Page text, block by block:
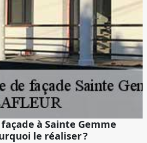
à Sainte Gemme
le réaliser ?